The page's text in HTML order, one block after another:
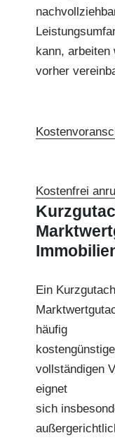
kann, arbeiten
vorher
Kostenfrei
Ein
häufig
vollständigen
eignet
sich